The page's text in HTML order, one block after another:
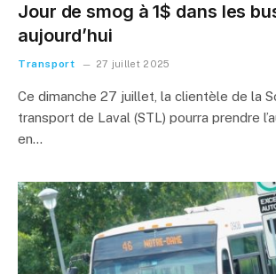
Jour de smog à 1$ dans les
aujourd’hui
Transport 27 juillet 2025
Ce dimanche 27 juillet, la clientèle de la
transport de Laval (STL) pourra prendre
en…